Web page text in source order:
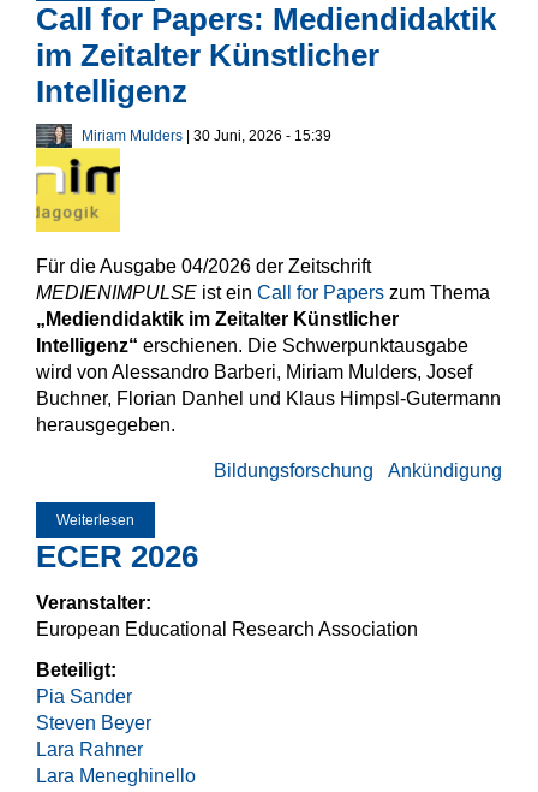
Call for Papers: Mediendidaktik
im Zeitalter Künstlicher
Intelligenz
Miriam Mulders | 30 Juni, 2026 - 15:39
Für die Ausgabe 04/2026 der Zeitschrift
MEDIENIMPULSE ist ein Call for Papers zum Thema
„Mediendidaktik im Zeitalter Künstlicher
Intelligenz“ erschienen. Die Schwerpunktausgabe
wird von Alessandro Barberi, Miriam Mulders, Josef
Buchner, Florian Danhel und Klaus Himpsl-Gutermann
herausgegeben.
Ankündigung
Bildungsforschung
Weiterlesen
Intelligenz
ECER 2026
Veranstalter:
European Educational Research Association
Beteiligt:
Pia Sander
Steven Beyer
Lara Rahner
Lara Meneghinello